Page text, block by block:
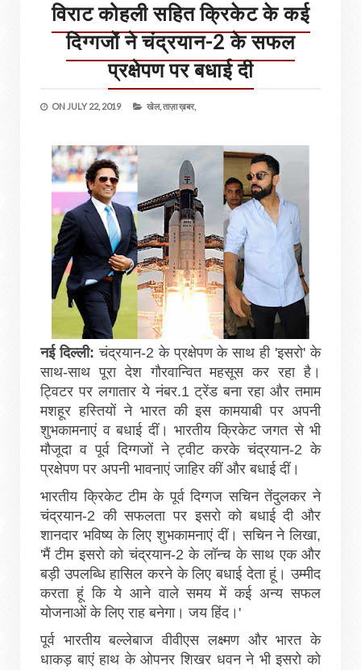
विराट कोहली सहित क्रिकेट के कई
दिग्गजों ने चंद्रयान-2 के सफल
प्रक्षेपण पर बधाई दी
ON JULY 22, 2019 खेल,ताज़ा ख़बर,
नई दिल्ली:चंद्रयान-2 के प्रक्षेपण के साथ ही 'इसरो' के
साथ-साथ पूरा देश गौरवान्वित महसूस कर रहा है।
ट्विटर पर लगातार ये नंबर.1 ट्रेंड बना रहा और तमाम
मशहूर हस्तियों ने भारत की इस कामयाबी पर अपनी
शुभकामनाएं व बधाई दीं। भारतीय क्रिकेट जगत से भी
मौजूदा व पूर्व दिग्गजों ने ट्वीट करके चंद्रयान-2 के
प्रक्षेपण पर अपनी भावनाएं जाहिर कीं और बधाई दीं।
भारतीय क्रिकेट टीम के पूर्व दिग्गज सचिन तेंदुलकर ने
चंद्रयान-2 की सफलता पर इसरो को बधाई दी और
शानदार भविष्य के लिए शुभकामनाएं दीं। सचिन ने लिखा,
'मैं टीम इसरो को चंद्रयान-2 के लॉन्च के साथ एक और
बड़ी उपलब्धि हासिल करने के लिए बधाई देता हूं। उम्मीद
करता हूं कि ये आने वाले समय में कई अन्य सफल
योजनाओं के लिए राह बनेगा। जय हिंद।'
पूर्व भारतीय बल्लेबाज वीवीएस लक्ष्मण और भारत के
धाकड़ बाएं हाथ के ओपनर शिखर धवन ने भी इसरो को